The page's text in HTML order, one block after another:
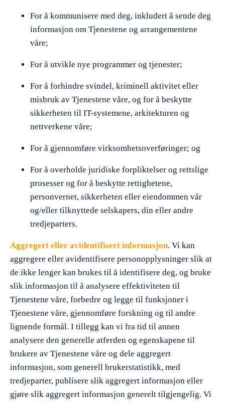
For å kommunisere med deg, inkludert å sende deg
informasjon om Tjenestene og arrangementene
våre;
For å utvikle nye programmer og tjenester;
For å forhindre svindel, kriminell aktivitet eller
misbruk av Tjenestene våre, og for å beskytte
sikkerheten til IT-systemene, arkitekturen og
nettverkene våre;
For å gjennomføre virksomhetsoverføringer; og
For å overholde juridiske forpliktelser og rettslige
prosesser og for å beskytte rettighetene,
personvernet, sikkerheten eller eiendommen vår
og/eller tilknyttede selskapers, din eller andre
tredjeparters.
Aggregert eller avidentifisert informasjon. Vi kan
aggregere eller avidentifisere personopplysninger slik at
de ikke lenger kan brukes til å identifisere deg, og bruke
slik informasjon til å analysere effektiviteten til
Tjenestene våre, forbedre og legge til funksjoner i
Tjenestene våre, gjennomføre forskning og til andre
lignende formål. I tillegg kan vi fra tid til annen
analysere den generelle atferden og egenskapene til
brukere av Tjenestene våre og dele aggregert
informasjon, som generell brukerstatistikk, med
tredjeparter, publisere slik aggregert informasjon eller
gjøre slik aggregert informasjon generelt tilgjengelig. Vi